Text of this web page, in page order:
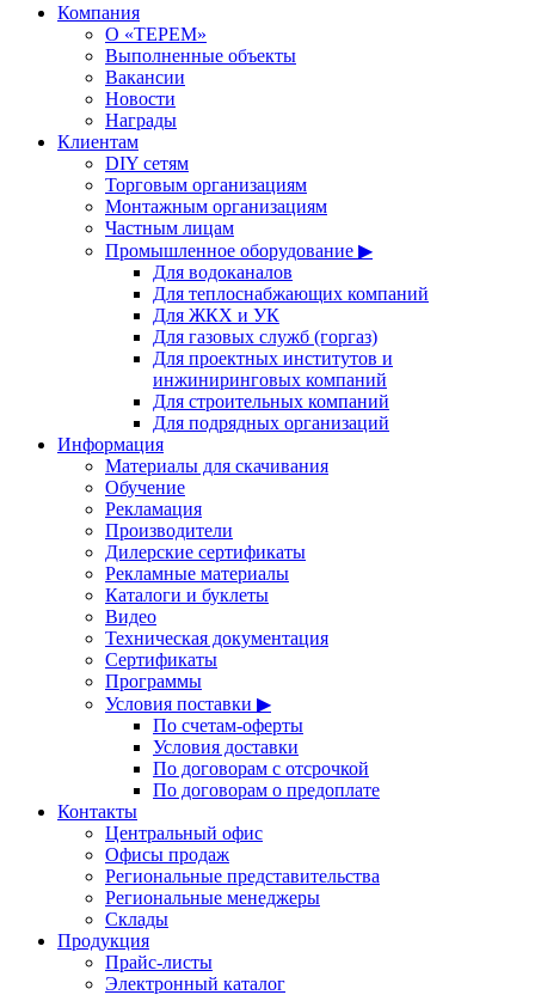
Компания
О «ТЕРЕМ»
Выполненные объекты
Вакансии
Новости
Награды
Клиентам
DIY сетям
Торговым организациям
Монтажным организациям
Частным лицам
Промышленное оборудование ▶
Для водоканалов
Для теплоснабжающих компаний
Для ЖКХ и УК
Для газовых служб (горгаз)
Для проектных институтов и
инжиниринговых компаний
Для строительных компаний
Для подрядных организаций
Информация
Материалы для скачивания
Обучение
Рекламация
Производители
Дилерские сертификаты
Рекламные материалы
Каталоги и буклеты
Видео
Техническая документация
Сертификаты
Программы
Условия поставки ▶
По счетам-оферты
Условия доставки
По договорам с отсрочкой
По договорам о предоплате
Контакты
Центральный офис
Офисы продаж
Региональные представительства
Региональные менеджеры
Склады
Продукция
Прайс-листы
Электронный каталог